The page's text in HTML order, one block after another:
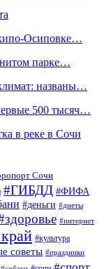
Осиповке…
парке…
названы…
500 тысяч…
в реке в Сочи
Сочи
#ГИБДД #ФИФА
#деньги #диеты
#интернет
#культура
советы #праздники